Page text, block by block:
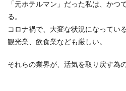
「元ホテルマン」だった私は、かつ
る。
コロナ禍で、大変な状況になってい
観光業、飲食業なども厳しい。
それらの業界が、活気を取り戻す為